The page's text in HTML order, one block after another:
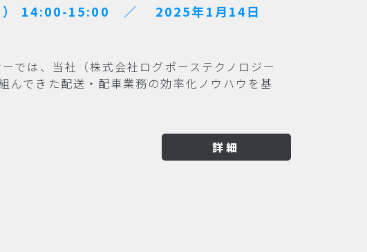
） 14:00-15:00 ／ 2025年1月14日
では、当社（株式会社ログポーステクノロジー
んできた配送・配車業務の効率化ノウハウを基
詳細